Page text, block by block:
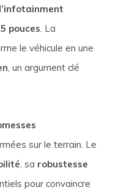
pouces. La
le véhicule en une
, un argument clé
sur le terrain. Le
, sa robustesse
pour convaincre